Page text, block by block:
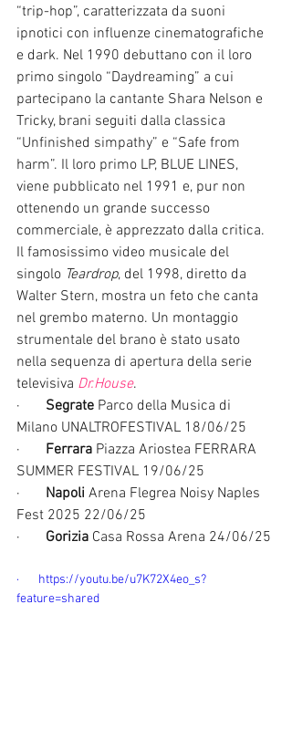
“trip-hop”, caratterizzata da suoni
ipnotici con influenze cinematografiche
e dark. Nel 1990 debuttano con il loro
primo singolo “Daydreaming” a cui
partecipano la cantante Shara Nelson e
Tricky, brani seguiti dalla classica
“Unfinished simpathy” e “Safe from
harm”. Il loro primo LP, BLUE LINES,
viene pubblicato nel 1991 e, pur non
ottenendo un grande successo
commerciale, è apprezzato dalla critica.
Il famosissimo video musicale del
singolo Teardrop, del 1998, diretto da
Walter Stern, mostra un feto che canta
nel grembo materno. Un montaggio
strumentale del brano è stato usato
nella sequenza di apertura della serie
televisiva Dr.House.
· Segrate Parco della Musica di
Milano UNALTROFESTIVAL 18/06/25
· Ferrara Piazza Ariostea FERRARA
SUMMER FESTIVAL 19/06/25
· Napoli Arena Flegrea Noisy Naples
Fest 2025 22/06/25
· Gorizia Casa Rossa Arena 24/06/25
·       https://youtu.be/u7K72X4eo_s?
feature=shared